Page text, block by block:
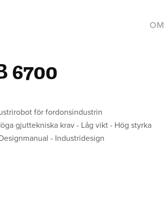
OM
6700
för fordonsindustrin
gjuttekniska krav - Låg vikt - Hög styrka
- Industridesign​​​​​​​